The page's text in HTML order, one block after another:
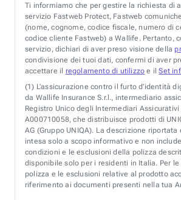
Ti informiamo che per gestire la richiesta di
servizio Fastweb Protect, Fastweb
(nome, cognome, codice fiscale, numero di
codice cliente Fastweb) a Wallife. Pertanto,
servizio, dichiari di aver preso visione della
condivisione dei tuoi dati, confermi di aver
accettare il regolamento di utilizzo e ilSet
(1) L’assicurazione contro il furto d’identità
da Wallife Insurance S.r.l., intermediario
Registro Unico degli Intermediari
A000710058, che distribuisce prodotti di
AG (Gruppo UNIQA). La descrizione riportata
intesa solo a scopo informativo e non
condizioni e le esclusioni della polizza
disponibile solo per i residenti in Italia. Per le
polizza e le esclusioni relative al prodotto
riferimento ai documenti presenti nella tua